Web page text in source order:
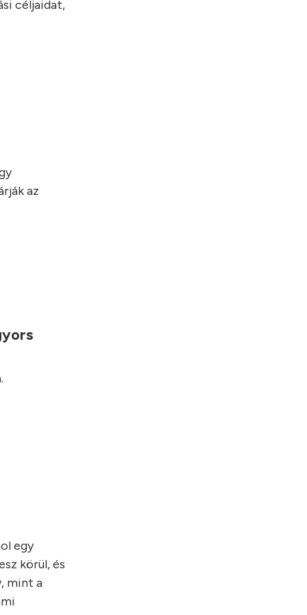
céljaidat,
az
egy
körül, és
mint a